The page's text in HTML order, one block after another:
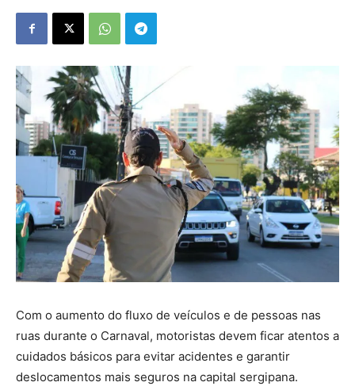
Com o aumento do fluxo de veículos e de pessoas nas
ruas durante o Carnaval, motoristas devem ficar atentos a
cuidados básicos para evitar acidentes e garantir
deslocamentos mais seguros na capital sergipana.